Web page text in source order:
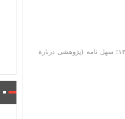
دو فصلنامۀ ویژۀ پژوهش های متن شناسی؛ دورۀ جدید، سال دوازدهم، ضمیمۀ ۳۷، سال ۱۳۹۳؛ سهل نامه (پژوهشی دربارۀ